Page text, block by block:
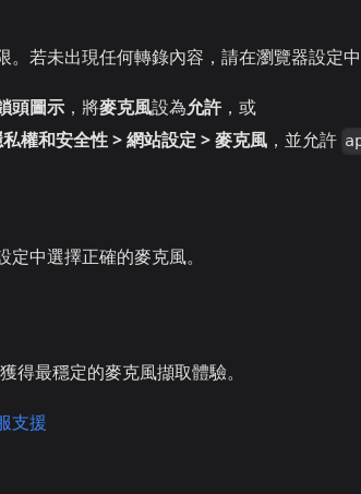
。若未出現任何轉錄內容，請在瀏覽器設定中
頭圖示 ，將麥克風設為允許，或
權和安全性 > 網站設定 > 麥克風 ，並允許
中選擇正確的麥克風。
得最穩定的麥克風擷取體驗。
支援